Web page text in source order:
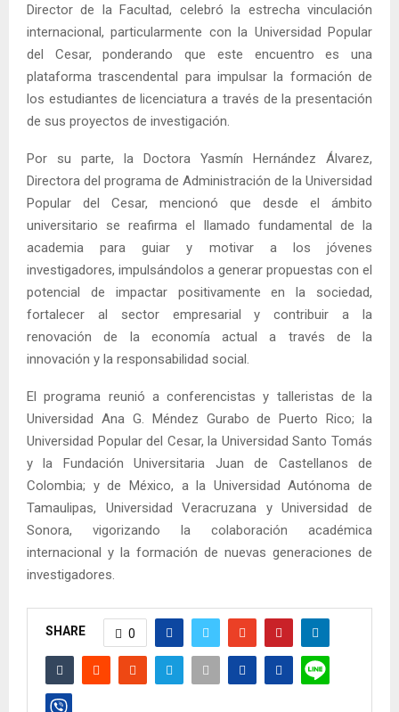
Director de la Facultad, celebró la estrecha vinculación
internacional, particularmente con la Universidad Popular
del Cesar, ponderando que este encuentro es una
plataforma trascendental para impulsar la formación de
los estudiantes de licenciatura a través de la presentación
de sus proyectos de investigación.
Por su parte, la Doctora Yasmín Hernández Álvarez,
Directora del programa de Administración de la Universidad
Popular del Cesar, mencionó que desde el ámbito
universitario se reafirma el llamado fundamental de la
academia para guiar y motivar a los jóvenes
investigadores, impulsándolos a generar propuestas con el
potencial de impactar positivamente en la sociedad,
fortalecer al sector empresarial y contribuir a la
renovación de la economía actual a través de la
innovación y la responsabilidad social.
El programa reunió a conferencistas y talleristas de la
Universidad Ana G. Méndez Gurabo de Puerto Rico; la
Universidad Popular del Cesar, la Universidad Santo Tomás
y la Fundación Universitaria Juan de Castellanos de
Colombia; y de México, a la Universidad Autónoma de
Tamaulipas, Universidad Veracruzana y Universidad de
Sonora, vigorizando la colaboración académica
internacional y la formación de nuevas generaciones de
investigadores.
SHARE 0